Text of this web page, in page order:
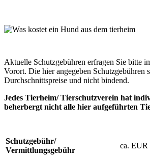
Aktuelle Schutzgebühren erfragen Sie bitte
Vorort. Die hier angegeben Schutzgebühren
Durchschnittspreise und nicht bindend.
Jedes Tierheim/ Tierschutzverein hat
beherbergt nicht alle hier aufgeführten
Schutzgebühr/
Vermittlungsgebühr
ca. EUR